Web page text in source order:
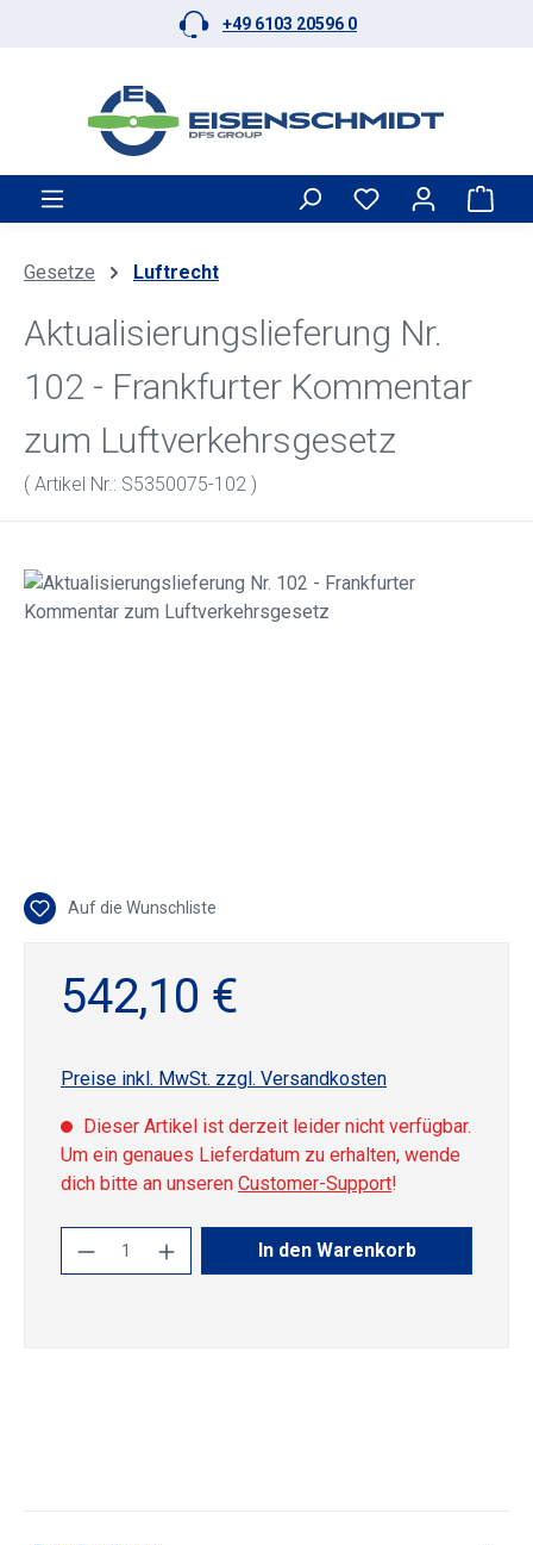
Zum Hauptinhalt springen+49 6103 20596 0
Gesetze Luftrecht
Aktualisierungslieferung Nr.
102 - Frankfurter Kommentar
zum Luftverkehrsgesetz
( Artikel Nr.: S5350075-102 )
Bildergalerie überspringen
Auf die Wunschliste
542,10 €
Preise inkl. MwSt. zzgl. Versandkosten
Dieser Artikel ist derzeit leider nicht verfügbar.
Um ein genaues Lieferdatum zu erhalten, wende
dich bitte an unseren Customer-Support!
Produkt Anzahl: Gib den gewünschten
In den Warenkorb